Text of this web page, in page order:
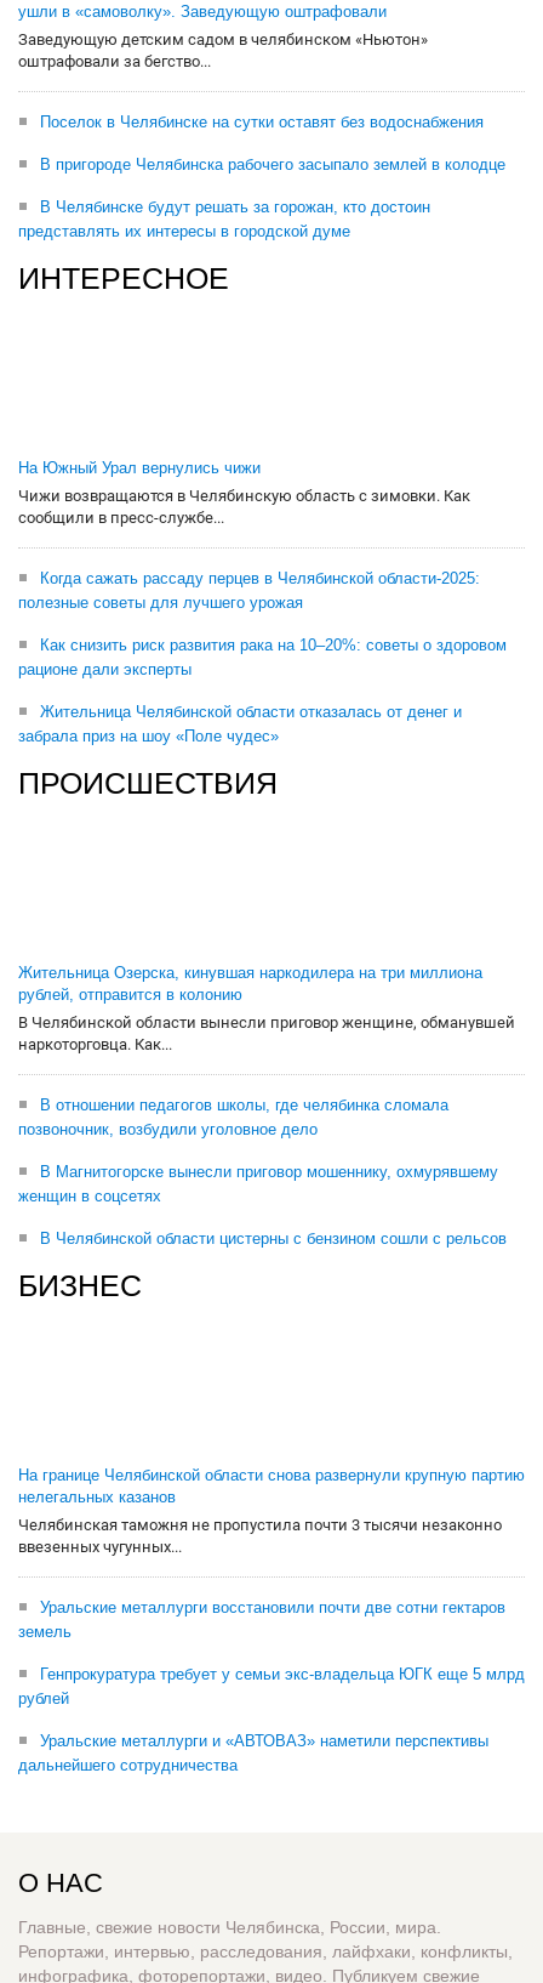
ушли в «самоволку». Заведующую оштрафовали
Заведующую детским садом в челябинском «Ньютон»
оштрафовали за бегство...
Поселок в Челябинске на сутки оставят без водоснабжения
В пригороде Челябинска рабочего засыпало землей в колодце
В Челябинске будут решать за горожан, кто достоин
представлять их интересы в городской думе
ИНТЕРЕСНОЕ
На Южный Урал вернулись чижи
Чижи возвращаются в Челябинскую область с зимовки. Как
сообщили в пресс-службе...
Когда сажать рассаду перцев в Челябинской области-2025:
полезные советы для лучшего урожая
Как снизить риск развития рака на 10–20%: советы о здоровом
рационе дали эксперты
Жительница Челябинской области отказалась от денег и
забрала приз на шоу «Поле чудес»
ПРОИСШЕСТВИЯ
Жительница Озерска, кинувшая наркодилера на три миллиона
рублей, отправится в колонию
В Челябинской области вынесли приговор женщине, обманувшей
наркоторговца. Как...
В отношении педагогов школы, где челябинка сломала
позвоночник, возбудили уголовное дело
В Магнитогорске вынесли приговор мошеннику, охмурявшему
женщин в соцсетях
В Челябинской области цистерны с бензином сошли с рельсов
БИЗНЕС
На границе Челябинской области снова развернули крупную партию
нелегальных казанов
Челябинская таможня не пропустила почти 3 тысячи незаконно
ввезенных чугунных...
Уральские металлурги восстановили почти две сотни гектаров
земель
Генпрокуратура требует у семьи экс-владельца ЮГК еще 5 млрд
рублей
Уральские металлурги и «АВТОВАЗ» наметили перспективы
дальнейшего сотрудничества
О НАС
Главные, свежие новости Челябинска, России, мира.
Репортажи, интервью, расследования, лайфхаки, конфликты,
инфографика, фоторепортажи, видео. Публикуем свежие